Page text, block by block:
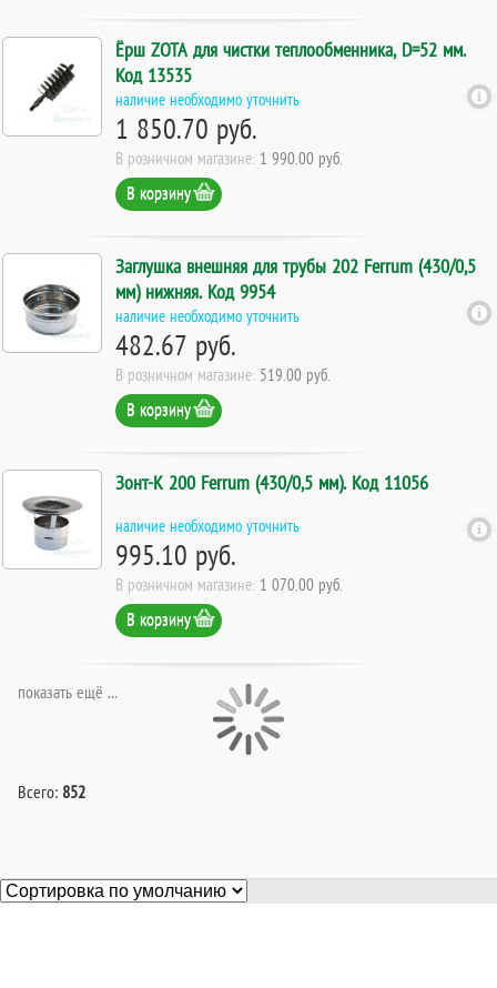
Ёрш ZOTA для чистки теплообменника, D=52 мм.
Код 13535
наличие необходимо уточнить
1 850.70 руб.
В розничном магазине: 1 990.00 руб.
В корзину
Заглушка внешняя для трубы 202 Ferrum (430/0,5
мм) нижняя. Код 9954
наличие необходимо уточнить
482.67 руб.
В розничном магазине: 519.00 руб.
В корзину
Зонт-К 200 Ferrum (430/0,5 мм). Код 11056
наличие необходимо уточнить
995.10 руб.
В розничном магазине: 1 070.00 руб.
В корзину
показать ещё ...
Всего: 852